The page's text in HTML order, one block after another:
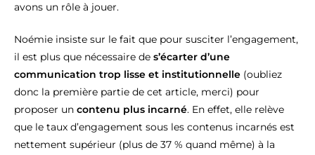
avons un rôle à jouer.
Noémie insiste sur le fait que pour susciter l’engagement,
il est plus que nécessaire de s’écarter d’une
communication trop lisse et institutionnelle (oubliez
donc la première partie de cet article, merci) pour
proposer un contenu plus incarné. En effet, elle relève
que le taux d’engagement sous les contenus incarnés est
nettement supérieur (plus de 37 % quand même) à la